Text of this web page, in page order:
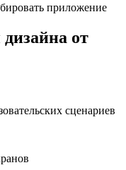
приложение
от
сценариев